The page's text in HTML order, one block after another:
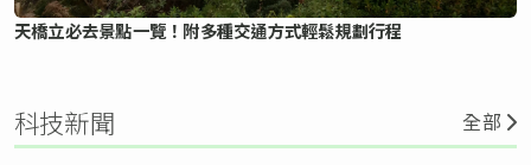
天橋立必去景點一覽！附多種交通方式輕鬆規劃行程
科技新聞 全部